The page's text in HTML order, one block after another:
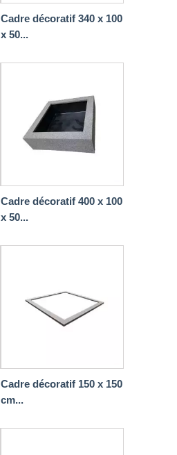
Cadre décoratif 340 x 100
x 50...
Cadre décoratif 400 x 100
x 50...
Cadre décoratif 150 x 150
cm...